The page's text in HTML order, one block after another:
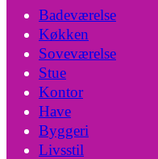
Badeværelse
Køkken
Soveværelse
Stue
Kontor
Have
Byggeri
Livsstil